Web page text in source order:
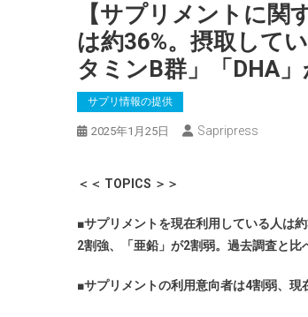
【サプリメントに
は約36%。摂取して
タミンB群」「DHA
サプリ情報の提供
2025年1月25日 Sapripress
＜＜ TOPICS ＞＞
■サプリメントを現在利用している人は
2割強、「亜鉛」が2割弱。過去調査と
■サプリメントの利用意向者は4割弱、現